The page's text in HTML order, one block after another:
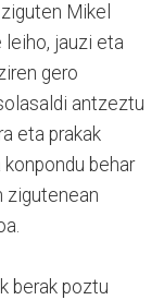
Mikel
jauzi eta
gero
antzeztu
eta prakak
behar
zigutenean
berak poztu